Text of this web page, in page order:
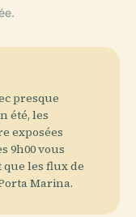
presque
été, les
exposées
9h00 vous
les flux de
Marina.